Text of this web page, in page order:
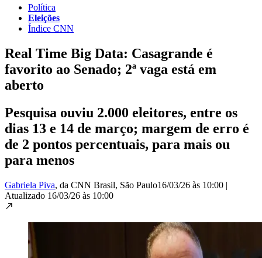
Política
Eleições
Índice CNN
Real Time Big Data: Casagrande é
favorito ao Senado; 2ª vaga está em
aberto
Pesquisa ouviu 2.000 eleitores, entre os
dias 13 e 14 de março; margem de erro é
de 2 pontos percentuais, para mais ou
para menos
Gabriela Piva, da CNN Brasil, São Paulo16/03/26 às 10:00 |
Atualizado 16/03/26 às 10:00